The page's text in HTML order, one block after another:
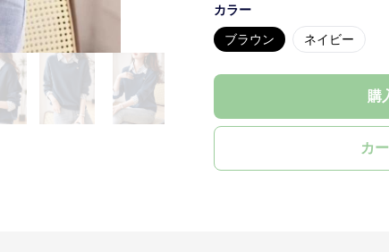
カラー
ブラウン ネイビー
購
カ